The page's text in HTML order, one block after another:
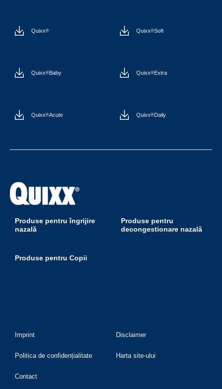
Quixx® Quixx®Soft
Quixx®Baby Quixx®Extra
Quixx®Acute Quixx®Daily
Produse pentru îngrijire
nazală
Produse pentru
decongestionare nazală
Produse pentru Copii
Imprint Disclaimer
Politica de confidențialitate Harta site-ului
Contact